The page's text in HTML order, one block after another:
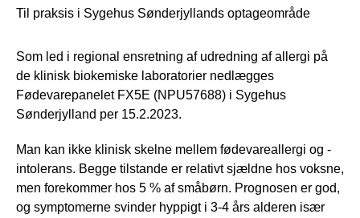
Til praksis i Sygehus Sønderjyllands optageområde
Som led i regional ensretning af udredning af allergi på
de klinisk biokemiske laboratorier nedlægges
Fødevarepanelet FX5E (NPU57688) i Sygehus
Sønderjylland per 15.2.2023.
Man kan ikke klinisk skelne mellem fødevareallergi og -
intolerans. Begge tilstande er relativt sjældne hos voksne,
men forekommer hos 5 % af småbørn. Prognosen er god,
og symptomerne svinder hyppigt i 3-4 års alderen især